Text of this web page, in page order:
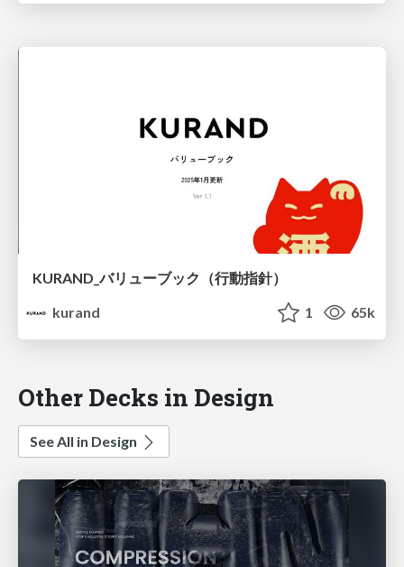
KURAND_バリューブック（行動指針）
kurand
1 65k
Other Decks in Design
See All in Design